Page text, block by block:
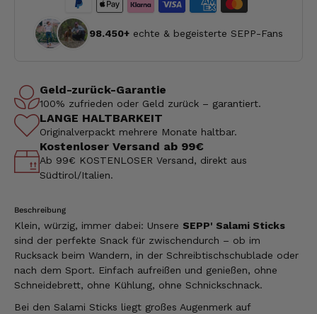
98.450+ echte & begeisterte SEPP-Fans
Geld-zurück-Garantie
100% zufrieden oder Geld zurück – garantiert.
LANGE HALTBARKEIT
Originalverpackt mehrere Monate haltbar.
Kostenloser Versand ab 99€
Ab 99€ KOSTENLOSER Versand, direkt aus
Südtirol/Italien.
Beschreibung
Klein, würzig, immer dabei: Unsere SEPP' Salami Sticks
sind der perfekte Snack für zwischendurch – ob im
Rucksack beim Wandern, in der Schreibtischschublade oder
nach dem Sport. Einfach aufreißen und genießen, ohne
Schneidebrett, ohne Kühlung, ohne Schnickschnack.
Bei den Salami Sticks liegt großes Augenmerk auf